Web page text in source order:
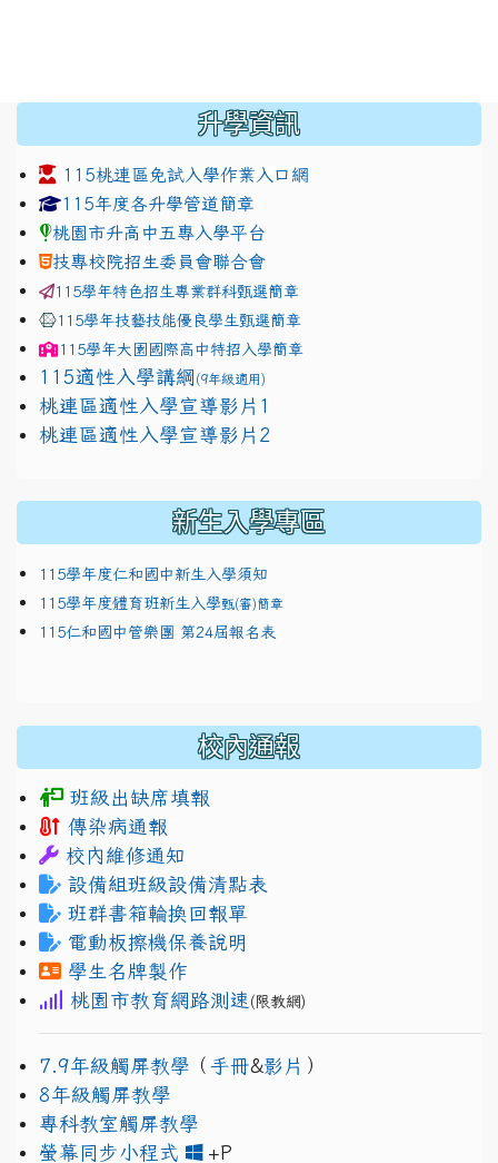
升學資訊
115桃連區免試入學作業入口網
link to https://www.jhjhs.tyc.edu.tw/modules/
115年度各升學管道簡章
桃園市升高中五專入學平台
技專校院招生委員會聯合會
115學年特色招生專業群科甄選簡章
115學年技藝技能優良學生甄選簡章
115學年大園國際高中特招入學簡章
115適性入學講綱 (9年級適用)
link to https://docs.google.com/presentation/d/
桃連區適性入學宣導影片1
link to https://docs.google.com/presentation/d/
桃連區適性入學宣導影片2
新生入學專區
115學年度仁和國中新生入學須知
115學年度體育班新生入學甄(審)簡章
115仁和國中管樂團 第24屆報名表
校內通報
班級出缺席填報
傳染病通報
校內維修通知
設備組班級設備清點表
班群書箱輪換回報單
電動板擦機保養說明
學生名牌製作
桃園市教育網路測速 (限教網)
7.9年級觸屏教學 （ 手冊&影片 ）
8年級觸屏教學
專科教室觸屏教學
螢幕同步小程式
+P